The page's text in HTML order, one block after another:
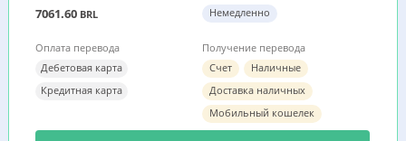
7061.60 BRL
Немедленно
Оплата перевода
Дебетовая карта
Кредитная карта
Получение перевода
Счет
Наличные
Доставка наличных
Мобильный кошелек